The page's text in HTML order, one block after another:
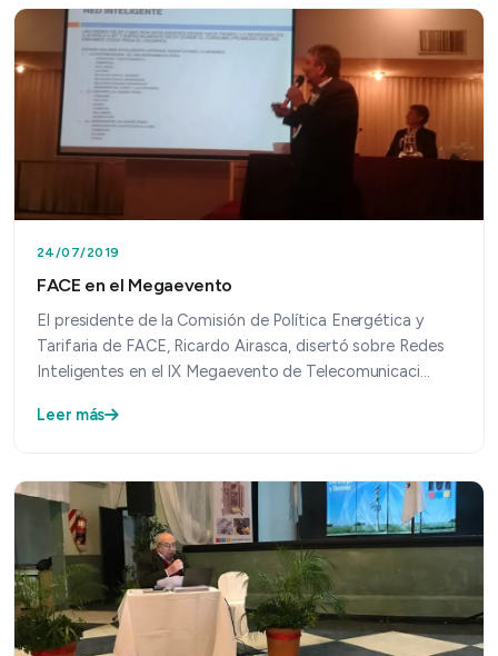
24/07/2019
FACE en el Megaevento
El presidente de la Comisión de Política Energética y
Tarifaria de FACE, Ricardo Airasca, disertó sobre Redes
Inteligentes en el IX Megaevento de Telecomunicaci…
Leer más